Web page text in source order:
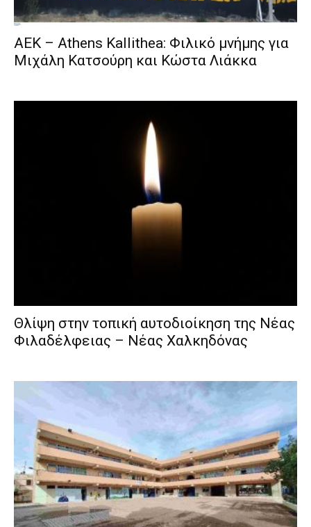
ΑΕΚ – Athens Kallithea: Φιλικό μνήμης για
Μιχάλη Κατσούρη και Κώστα Λιάκκα
Θλίψη στην τοπική αυτοδιοίκηση της Νέας
Φιλαδέλφειας – Νέας Χαλκηδόνας